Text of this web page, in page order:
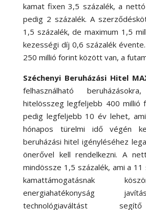
kamat fixen 3,5 százalék, a
pedig 2 százalék. A
1,5 százalék, de maximum 1,5
kezességi díj 0,6 százalék
250 millió forint között van, a
Széchenyi Beruházási Hitel
felhasználható
hitelösszeg legfeljebb 400 millió
pedig legfeljebb 10 év lehet,
hónapos türelmi idő végén
beruházási hitel igényléséhez
önerővel kell rendelkezni. A
mindössze 1,5 százalék, ami a 11
kamattámogatásnak
energiahatékonyság
technológiaváltást